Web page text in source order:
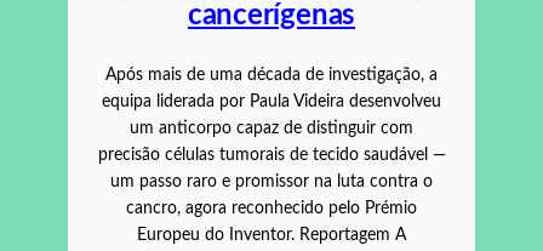
cancerígenas
Após mais de uma década de investigação, a
equipa liderada por Paula Videira desenvolveu
um anticorpo capaz de distinguir com
precisão células tumorais de tecido saudável —
um passo raro e promissor na luta contra o
cancro, agora reconhecido pelo Prémio
Europeu do Inventor. Reportagem A